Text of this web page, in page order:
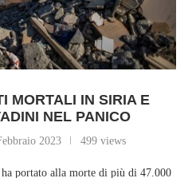
MORTALI IN SIRIA E
NEL PANICO
2023 499 views
portato alla morte di più di 47.000